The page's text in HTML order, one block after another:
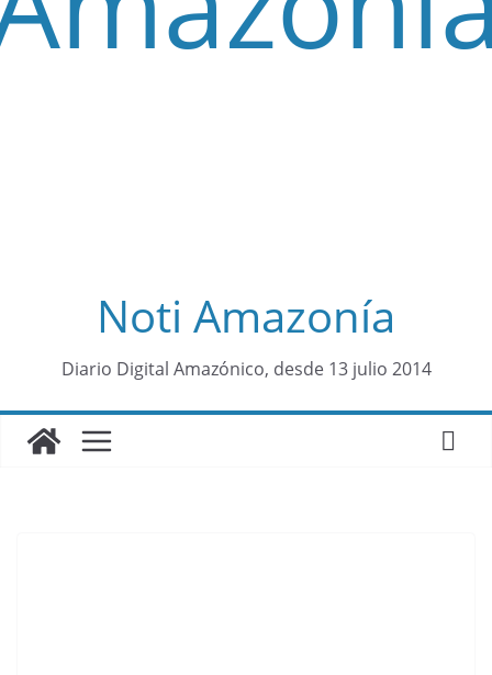
Noti Amazonía
Diario Digital Amazónico, desde 13 julio 2014